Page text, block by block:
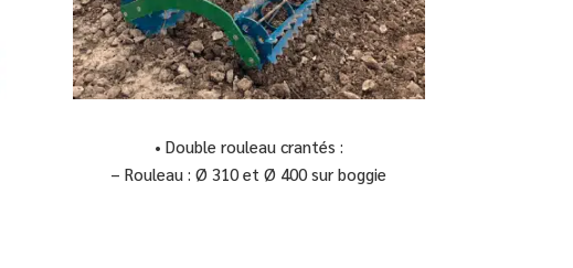
• Double rouleau crantés :
– Rouleau : Ø 310 et Ø 400 sur boggie